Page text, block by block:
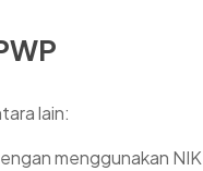
lain:
menggunakan